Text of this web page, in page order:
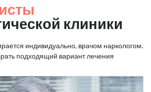
клиники
индивидуально, врачом наркологом.
подходящий вариант лечения